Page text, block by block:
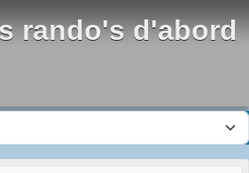
rando's d'abord